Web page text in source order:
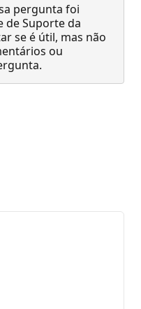
pergunta foi
de Suporte da
se é útil, mas não
ou